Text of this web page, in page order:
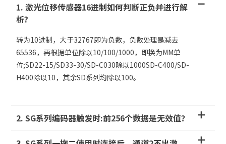
1. 激光位移传感器16进制如何判断正负并进行解
析?
转为10进制，大于32767即为负数，负数处理是减去
65536，再根据单位除以10/100/1000，即换为MM单
位;SD22-15/SD33-30/SD-C030除以1000SD-C400/SD-
H400除以10，其余SD系列均除以100。
2. SG系列编码器触发时:前256个数据是无效值？